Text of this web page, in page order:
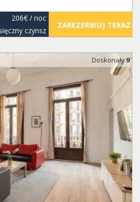
206€/ noc
czynsz
ZAREZERWUJ TERAZ
Doskonały9